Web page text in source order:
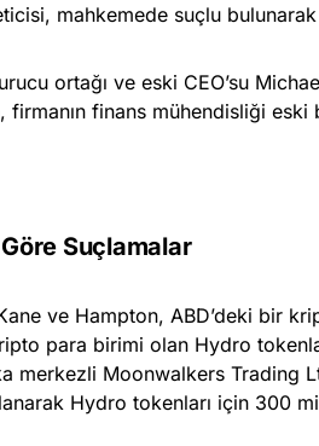
mahkemede suçlu bulunarak
ortağı ve eski CEO’su
firmanın finans mühendisliği
Suçlamalar
ve Hampton, ABD’deki bir
para birimi olan Hydro
merkezli Moonwalkers Trading
Hydro tokenları için 300